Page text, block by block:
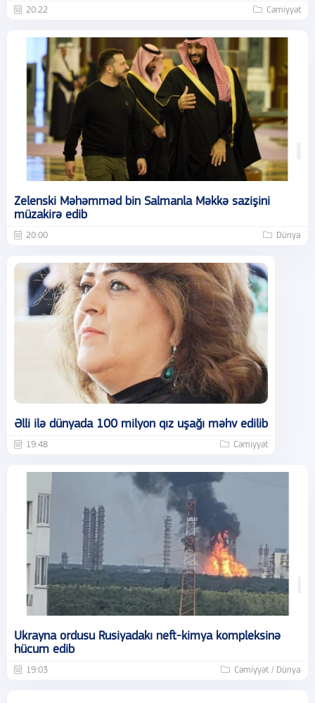
20:22 Cəmiyyət
Zelenski Məhəmməd bin Salmanla Məkkə sazişini
müzakirə edib
20:00 Dünya
Əlli ilə dünyada 100 milyon qız uşağı məhv edilib
19:48 Cəmiyyət
Ukrayna ordusu Rusiyadakı neft-kimya kompleksinə
hücum edib
19:03 Cəmiyyət / Dünya